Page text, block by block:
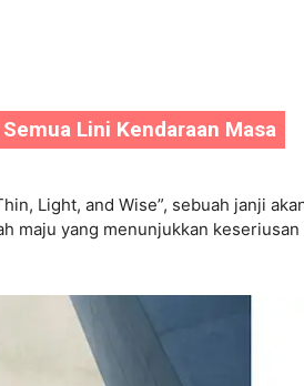
Lini Kendaraan Masa
Light, and Wise”, sebuah janji
maju yang menunjukkan keseriusan